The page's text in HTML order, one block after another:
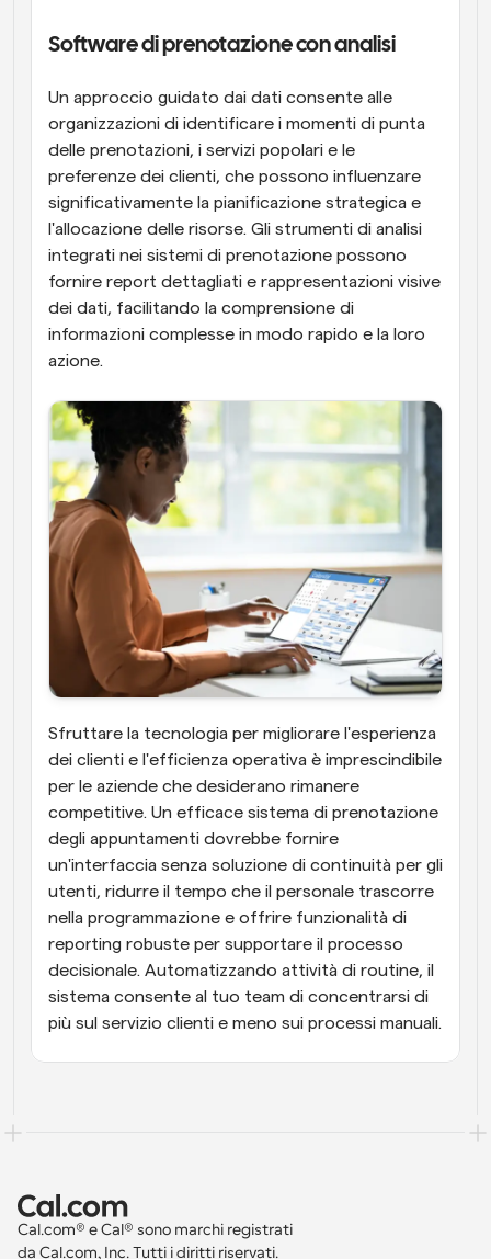
Software di prenotazione con analisi
Un approccio guidato dai dati consente alle
organizzazioni di identificare i momenti di punta
delle prenotazioni, i servizi popolari e le
preferenze dei clienti, che possono influenzare
significativamente la pianificazione strategica e
l'allocazione delle risorse. Gli strumenti di analisi
integrati nei sistemi di prenotazione possono
fornire report dettagliati e rappresentazioni visive
dei dati, facilitando la comprensione di
informazioni complesse in modo rapido e la loro
azione.
Sfruttare la tecnologia per migliorare l'esperienza
dei clienti e l'efficienza operativa è imprescindibile
per le aziende che desiderano rimanere
competitive. Un efficace sistema di prenotazione
degli appuntamenti dovrebbe fornire
un'interfaccia senza soluzione di continuità per gli
utenti, ridurre il tempo che il personale trascorre
nella programmazione e offrire funzionalità di
reporting robuste per supportare il processo
decisionale. Automatizzando attività di routine, il
sistema consente al tuo team di concentrarsi di
più sul servizio clienti e meno sui processi manuali.
Cal.com® e Cal® sono marchi registrati
da Cal.com, Inc. Tutti i diritti riservati.